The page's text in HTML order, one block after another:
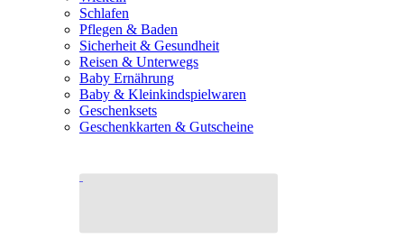
Schlafen
Pflegen & Baden
Sicherheit & Gesundheit
Reisen & Unterwegs
Baby Ernährung
Baby & Kleinkindspielwaren
Geschenksets
Geschenkkarten & Gutscheine